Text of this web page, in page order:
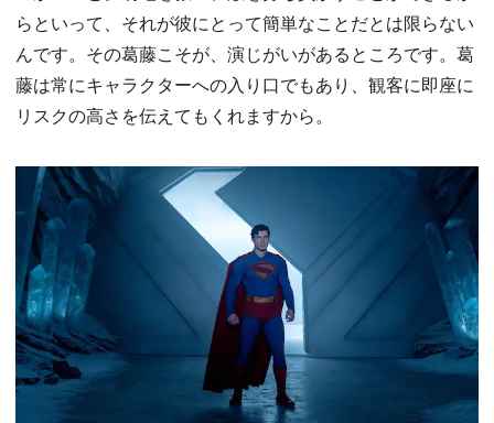
らといって、それが彼にとって簡単なことだとは限らない
んです。その葛藤こそが、演じがいがあるところです。葛
藤は常にキャラクターへの入り口でもあり、観客に即座に
リスクの高さを伝えてもくれますから。